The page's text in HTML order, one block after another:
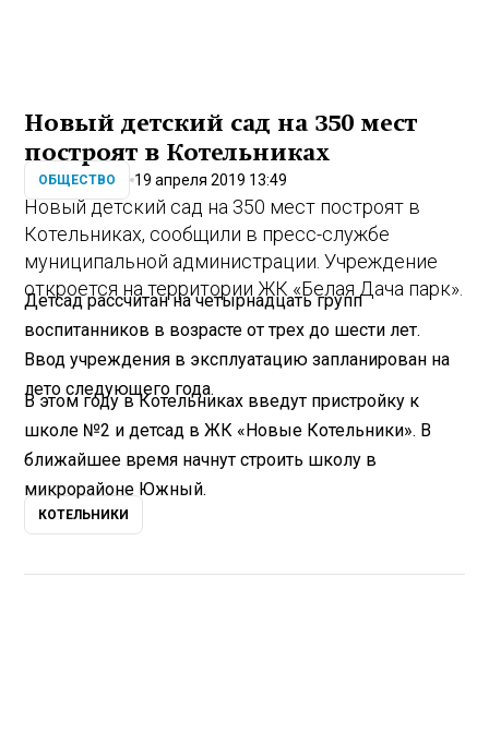
Новый детский сад на 350 мест
построят в Котельниках
ОБЩЕСТВО 19 апреля 2019 13:49
Новый детский сад на 350 мест построят в
Котельниках, сообщили в пресс-службе
муниципальной администрации. Учреждение
откроется на территории ЖК «Белая Дача парк».
Детсад рассчитан на четырнадцать групп
воспитанников в возрасте от трех до шести лет.
Ввод учреждения в эксплуатацию запланирован на
лето следующего года.
В этом году в Котельниках введут пристройку к
школе №2 и детсад в ЖК «Новые Котельники». В
ближайшее время начнут строить школу в
микрорайоне Южный.
КОТЕЛЬНИКИ